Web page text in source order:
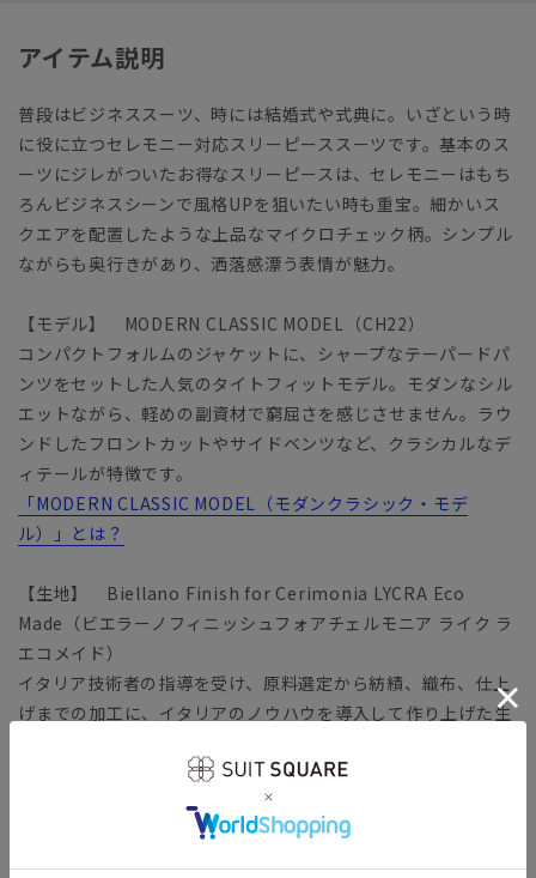
アイテム説明
普段はビジネススーツ、時には結婚式や式典に。いざという時
に役に立つセレモニー対応スリーピーススーツです。基本のス
ーツにジレがついたお得なスリーピースは、セレモニーはもち
ろんビジネスシーンで風格UPを狙いたい時も重宝。細かいス
クエアを配置したような上品なマイクロチェック柄。シンプル
ながらも奥行きがあり、洒落感漂う表情が魅力。
【モデル】 MODERN CLASSIC MODEL（CH22）
コンパクトフォルムのジャケットに、シャープなテーパードパ
ンツをセットした人気のタイトフィットモデル。モダンなシル
エットながら、軽めの副資材で窮屈さを感じさせません。ラウ
ンドしたフロントカットやサイドベンツなど、クラシカルなデ
ィテールが特徴です。
「MODERN CLASSIC MODEL（モダンクラシック・モデ
ル）」とは？
【生地】 Biellano Finish for Cerimonia LYCRA Eco
Made（ビエラーノフィニッシュフォアチェルモニア ライク ラ
エコメイド）
イタリア技術者の指導を受け、原料選定から紡績、織布、仕上
げまでの加工に、イタリアのノウハウを導入して作り上げた生
セレモニー、成人式等の式典までカバーする絶妙な光沢が魅力
です。こちらは、ニュージーランドウールにリサイクル素材・
RENU（レニュー）、再生原料である伸縮糸「LYCRA Eco